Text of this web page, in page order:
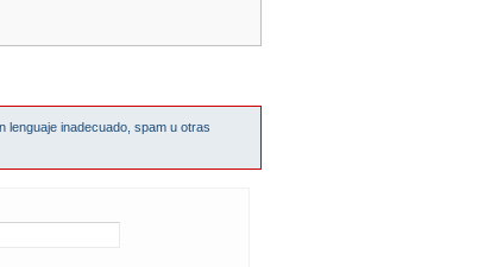
lenguaje inadecuado, spam u otras